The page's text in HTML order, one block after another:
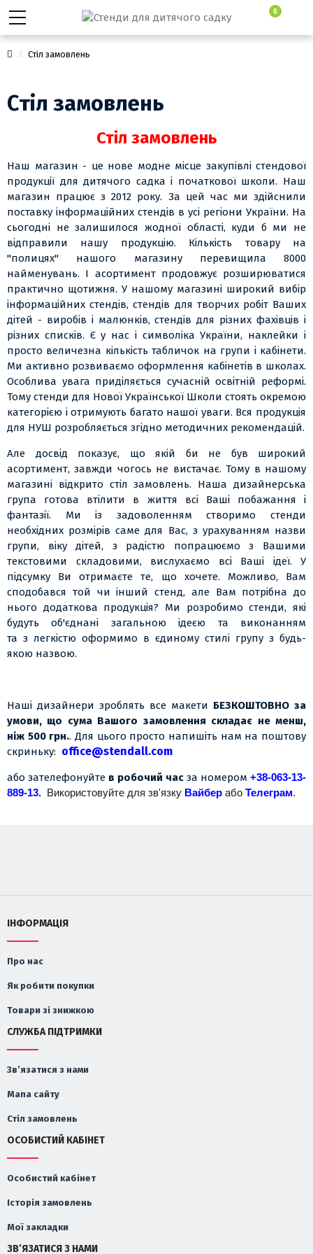
0
Стіл замовлень
Стіл замовлень
Стіл замовлень
Наш магазин - це нове модне місце закупівлі стендової
продукції для дитячого садка і початкової школи. Наш
магазин працює з 2012 року. За цей час ми здійснили
поставку інформаційних стендів в усі регіони України. На
сьогодні не залишилося жодної області, куди б ми не
відправили нашу продукцію. Кількість товару на
"полицях" нашого магазину перевищила 8000
найменувань. І асортимент продовжує розширюватися
практично щотижня. У нашому магазині широкий вибір
інформаційних стендів, стендів для творчих робіт Ваших
дітей - виробів і малюнків, стендів для різних фахівців і
різних списків. Є у нас і символіка України, наклейки і
просто величезна кількість табличок на групи і кабінети.
Ми активно розвиваємо оформлення кабінетів в школах.
Особлива увага приділяється сучасній освітній реформі.
Тому стенди для Нової Української Школи стоять окремою
категорією і отримують багато нашої уваги. Вся продукція
для НУШ розробляється згідно методичних рекомендацій.
Але досвід показує, що якій би не був широкий
асортимент, завжди чогось не вистачає. Тому в нашому
магазині відкрито стіл замовлень. Наша дизайнерська
група готова втілити в життя всі Ваші побажання і
фантазії. Ми із задоволенням створимо стенди
необхідних розмірів саме для Вас, з урахуванням назви
групи, віку дітей, з радістю попрацюємо з Вашими
текстовими складовими, вислухаємо всі Ваші ідеї. У
підсумку Ви отримаєте те, що хочете. Можливо, Вам
сподобався той чи інший стенд, але Вам потрібна до
нього додаткова продукція? Ми розробимо стенди, які
будуть об'єднані загальною ідеєю та виконанням
та з легкістю оформимо в єдиному стилі групу з будь-
якою назвою.
Наші дизайнери зроблять все макети БЕЗКОШТОВНО за
умови, що сума Вашого замовлення складає не менш,
ніж 500 грн.. Для цього просто напишіть нам на поштову
скриньку: office@stendall.com
або зателефонуйте в робочий час за номером +38-063-13-
889-13. Використовуйте для зв'язку Вайбер або Телеграм.
ІНФОРМАЦІЯ
Про нас
Як робити покупки
Товари зі знижкою
СЛУЖБА ПІДТРИМКИ
Зв’язатися з нами
Мапа сайту
Стіл замовлень
ОСОБИСТИЙ КАБІНЕТ
Особистий кабінет
Історія замовлень
Мої закладки
ЗВ’ЯЗАТИСЯ З НАМИ